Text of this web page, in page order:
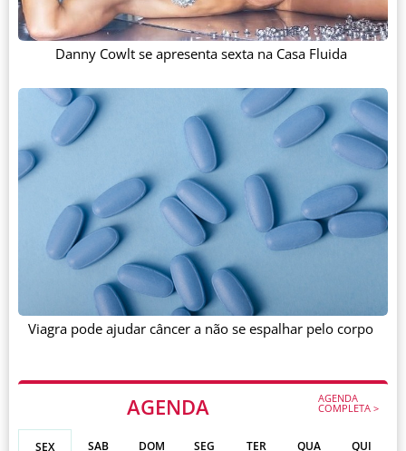
AGENDA AGENDA
COMPLETA >
SEX SAB DOM SEG TER QUA QUI
Danny Cowlt se apresenta sexta na Casa Fluida
Viagra pode ajudar câncer a não se espalhar pelo corpo